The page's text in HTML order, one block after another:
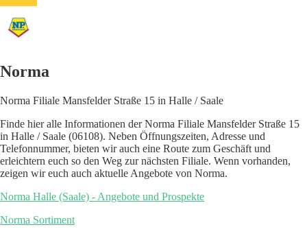
Norma
Norma Filiale Mansfelder Straße 15 in Halle / Saale
Finde hier alle Informationen der Norma Filiale Mansfelder Straße 15
in Halle / Saale (06108). Neben Öffnungszeiten, Adresse und
Telefonnummer, bieten wir auch eine Route zum Geschäft und
erleichtern euch so den Weg zur nächsten Filiale. Wenn vorhanden,
zeigen wir euch auch aktuelle Angebote von Norma.
Norma Halle (Saale) - Angebote und Prospekte
Norma Sortiment